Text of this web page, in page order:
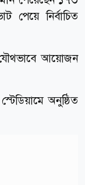
নির্বাচিত
আয়োজন
অনুষ্ঠিত